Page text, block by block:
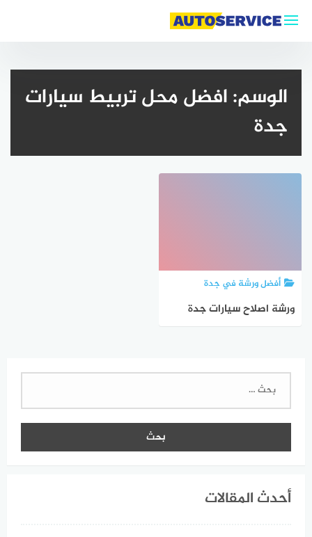
الوسم:افضل محل تربيط سيارات
جدة
أفضل ورشة في جدة
ورشة اصلاح سيارات جدة
البحث
أحدث المقالات